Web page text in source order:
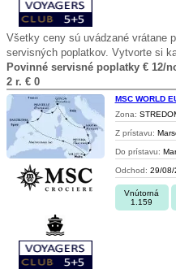
Všetky ceny sú uvádzané vrátane
servisných poplatkov. Vytvorte si
Povinné servisné poplatky € 12/
2 r. € 0
MSC WORLD
Zona:
Z prístavu:
Do prístavu:
Odchod: 29/08/
Vnútorná
1.159